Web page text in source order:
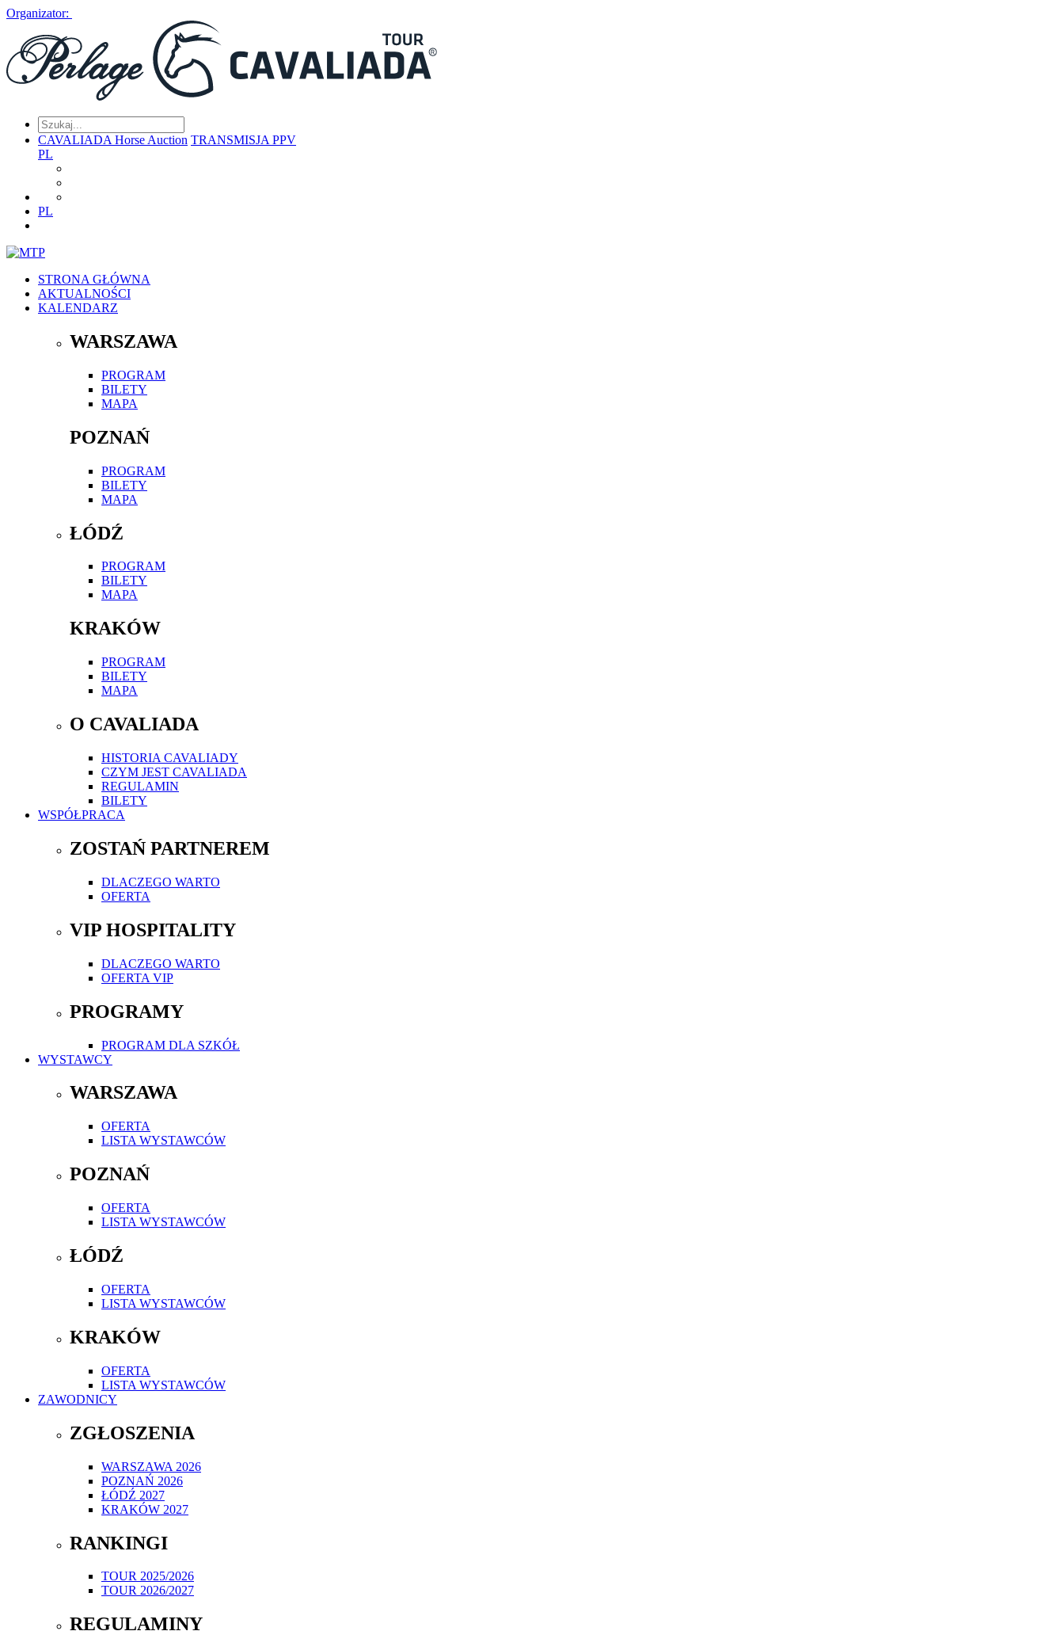
Organizator:
CAVALIADA Horse Auction TRANSMISJA PPV
PL
PL
STRONA GŁÓWNA
AKTUALNOŚCI
KALENDARZ
WARSZAWA
PROGRAM
BILETY
MAPA
POZNAŃ
PROGRAM
BILETY
MAPA
ŁÓDŹ
PROGRAM
BILETY
MAPA
KRAKÓW
PROGRAM
BILETY
MAPA
O CAVALIADA
HISTORIA CAVALIADY
CZYM JEST CAVALIADA
REGULAMIN
BILETY
WSPÓŁPRACA
ZOSTAŃ PARTNEREM
DLACZEGO WARTO
OFERTA
VIP HOSPITALITY
DLACZEGO WARTO
OFERTA VIP
PROGRAMY
PROGRAM DLA SZKÓŁ
WYSTAWCY
WARSZAWA
OFERTA
LISTA WYSTAWCÓW
POZNAŃ
OFERTA
LISTA WYSTAWCÓW
ŁÓDŹ
OFERTA
LISTA WYSTAWCÓW
KRAKÓW
OFERTA
LISTA WYSTAWCÓW
ZAWODNICY
ZGŁOSZENIA
WARSZAWA 2026
POZNAŃ 2026
ŁÓDŹ 2027
KRAKÓW 2027
RANKINGI
TOUR 2025/2026
TOUR 2026/2027
REGULAMINY